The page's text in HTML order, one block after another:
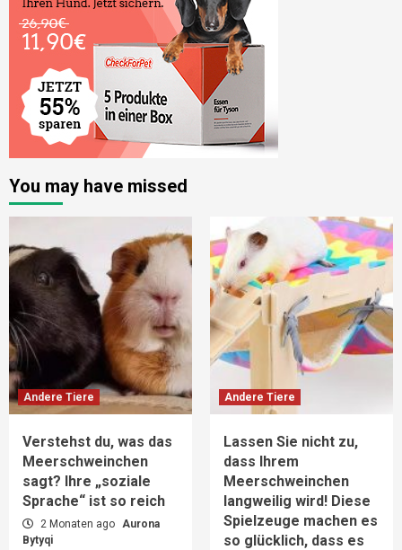
You may have missed
Andere Tiere
Verstehst du, was das
Meerschweinchen
sagt? Ihre „soziale
Sprache“ ist so reich
2 Monaten ago Aurona
Bytyqi
Andere Tiere
Lassen Sie nicht zu,
dass Ihrem
Meerschweinchen
langweilig wird! Diese
Spielzeuge machen es
so glücklich, dass es